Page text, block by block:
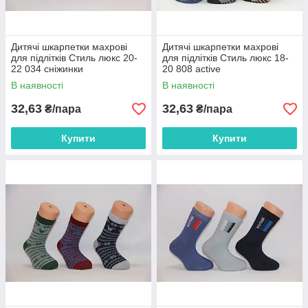
Дитячі шкарпетки махрові
для підлітків Стиль люкс 20-
22 034 сніжинки
В наявності
32,63 ₴/пара
Купити
Дитячі шкарпетки махрові
для підлітків Стиль люкс 18-
20 808 active
В наявності
32,63 ₴/пара
Купити